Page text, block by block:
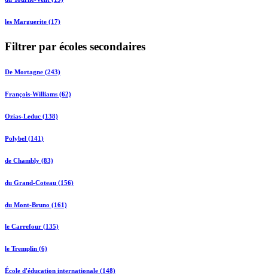
les Marguerite (17)
Filtrer par écoles secondaires
De Mortagne (243)
François-Williams (62)
Ozias-Leduc (138)
Polybel (141)
de Chambly (83)
du Grand-Coteau (156)
du Mont-Bruno (161)
le Carrefour (135)
le Tremplin (6)
École d'éducation internationale (148)